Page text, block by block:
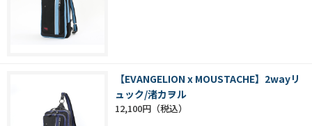
【EVANGELION x MOUSTACHE】2wayリ
ュック/渚カヲル
12,100円